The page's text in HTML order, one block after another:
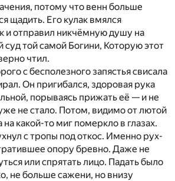
потому что венн больше
щадить. Его кулак вмялся
и отправил никчёмную душу на
суд той самой Богини, Которую этот
чтил.
с бесполезного запястья свисала
Он пригибался, здоровая рука
порываясь прижать её — и не
не стало. Потом, видимо от лютой
какой-то миг померкло в глазах.
с тропы под откос. Именно рух­
опору бревно. Даже не
или спрятать лицо. Падать было
не больше сажени, но внизу